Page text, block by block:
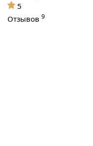
5
Отзывов 9